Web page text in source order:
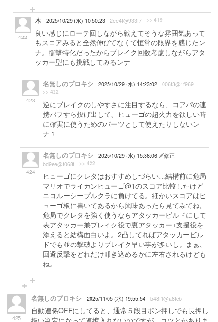
422
木 2025/10/29 (水) 10:50:23 2ee4f@933f7 >> 419
良い感じにローテ回しながら戦えてそうな雰囲気あって
もスコアみると全然伸びてなくて恒常の限界を感じたン
ナ。衝撃特化だったからブレイク回数考慮しながらアタ
ッカー型にも挑戦してみるンナ
423
名無しのプロキシ 2025/10/29 (水) 14:23:02 006f3@1f969
>> 422
逆にブレイクのしやすさに注目するなら、コアパの連
携バフすら投げ出して、ヒューゴの超火力を欲しい時
に確実に使うためのパーツとして使えたりしないン
ナ？
424
名無しのプロキシ 2025/10/29 (水) 15:36:06
修正
bd9ee@f068f
>> 422
ヒューゴにクレタはおすすめしづらい…結構前に危局
マリオでライカンヒューゴ@1のスコア比較したけど
ニコルーシープルクラに負けてる。細かいスコアはヒ
ューゴ板に書いてあるから興味あったら見てみてね。
危局でクレタを強く使うならアタッカービルドにして
表アタッカー兼ブレイク役で裏アタッカー+支援役を
添えると結構面白いよ。2凸してればアタッカービル
ドでも並の撃破よりブレイク早い事が多いし。まぁ、
回避反撃をどれだけ叩き込めるかに左右されるけども
ね。
425
名無しのプロキシ 2025/11/05 (水) 19:55:54 b48f1@a8fcb
自動連係OFFにしてると、通常５段目ポン押しでも長押し
扱い判定になって連携入れないのですが、コツとかありま